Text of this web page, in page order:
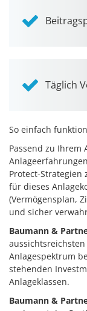
Täglich
So einfach
Passend zu
Protect-
für dieses
(Vermögensplan,
und sicher
Baumann &
Anlagespektrum
stehenden
Anlageklassen.
Baumann &